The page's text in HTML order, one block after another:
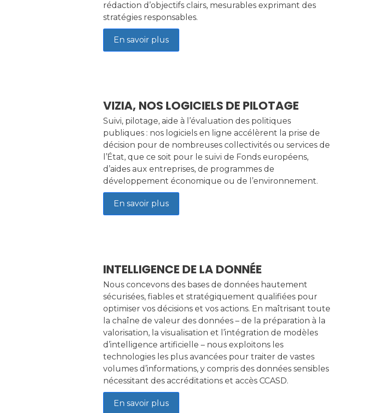
rédaction d’objectifs clairs, mesurables exprimant des
stratégies responsables.
En savoir plus
VIZIA, NOS LOGICIELS DE PILOTAGE
Suivi, pilotage, aide à l’évaluation des politiques
publiques : nos logiciels en ligne accélèrent la prise de
décision pour de nombreuses collectivités ou services de
l’État, que ce soit pour le suivi de Fonds européens,
d’aides aux entreprises, de programmes de
développement économique ou de l’environnement.
En savoir plus
INTELLIGENCE DE LA DONNÉE
Nous concevons des bases de données hautement
sécurisées, fiables et stratégiquement qualifiées pour
optimiser vos décisions et vos actions. En maîtrisant toute
la chaîne de valeur des données – de la préparation à la
valorisation, la visualisation et l’intégration de modèles
d’intelligence artificielle – nous exploitons les
technologies les plus avancées pour traiter de vastes
volumes d’informations, y compris des données sensibles
nécessitant des accréditations et accès CCASD.
En savoir plus